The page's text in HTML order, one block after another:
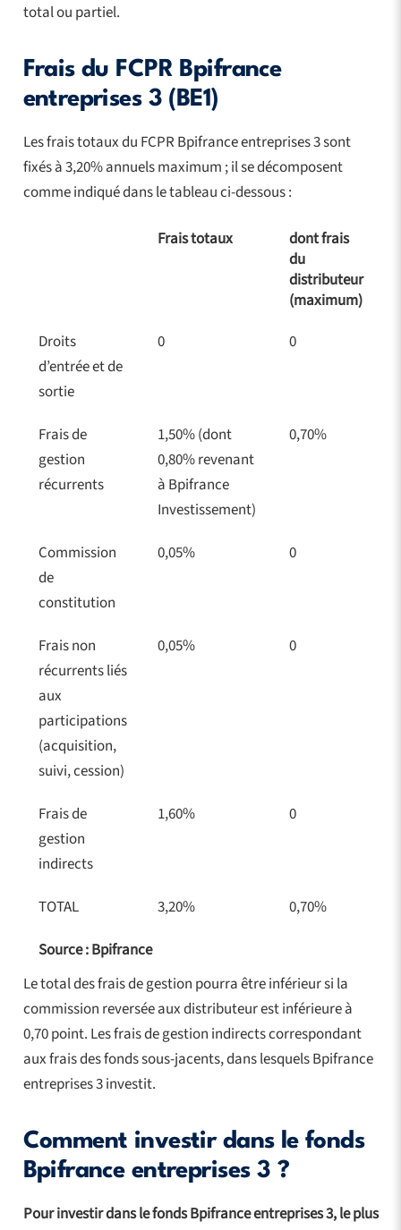
total ou partiel.
Frais du FCPR Bpifrance
entreprises 3 (BE1)
Les frais totaux du FCPR Bpifrance entreprises 3 sont
fixés à 3,20% annuels maximum ; il se décomposent
comme indiqué dans le tableau ci-dessous :
Frais totaux
dont frais
du
distributeur
(maximum)
Source : Bpifrance
Droits
d’entrée et de
sortie
0 0
Frais de
gestion
récurrents
1,50% (dont
0,80% revenant
à Bpifrance
Investissement)
0,70%
Commission
de
constitution
0,05% 0
Frais non
récurrents liés
aux
participations
(acquisition,
suivi, cession)
0,05% 0
Frais de
gestion
indirects
1,60% 0
TOTAL 3,20% 0,70%
Le total des frais de gestion pourra être inférieur si la
commission reversée aux distributeur est inférieure à
0,70 point. Les frais de gestion indirects correspondant
aux frais des fonds sous-jacents, dans lesquels Bpifrance
entreprises 3 investit.
Comment investir dans le fonds
Bpifrance entreprises 3 ?
Pour investir dans le fonds Bpifrance entreprises 3, le plus